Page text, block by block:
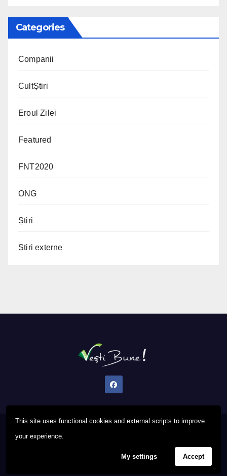
This site uses functional cookies and external scripts to improve
your experience.
My settings Accept
Categories
Companii
CultȘtiri
Eroul Zilei
Featured
FNT2020
ONG
Știri
Știri externe
Proudly powered by WordPress
Privacy PolicyFAQ